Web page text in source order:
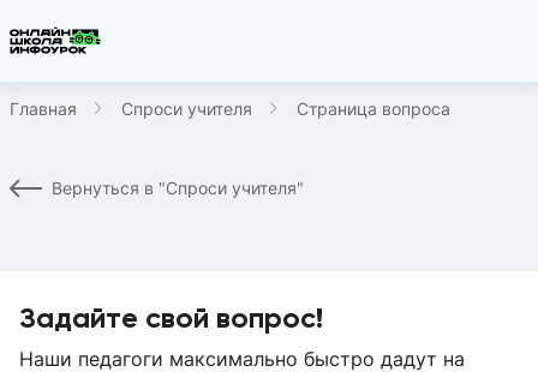
Главная Спроси учителя Страница вопроса
Вернуться в "Спроси учителя"
Задайте свой вопрос!
Наши педагоги максимально быстро дадут на